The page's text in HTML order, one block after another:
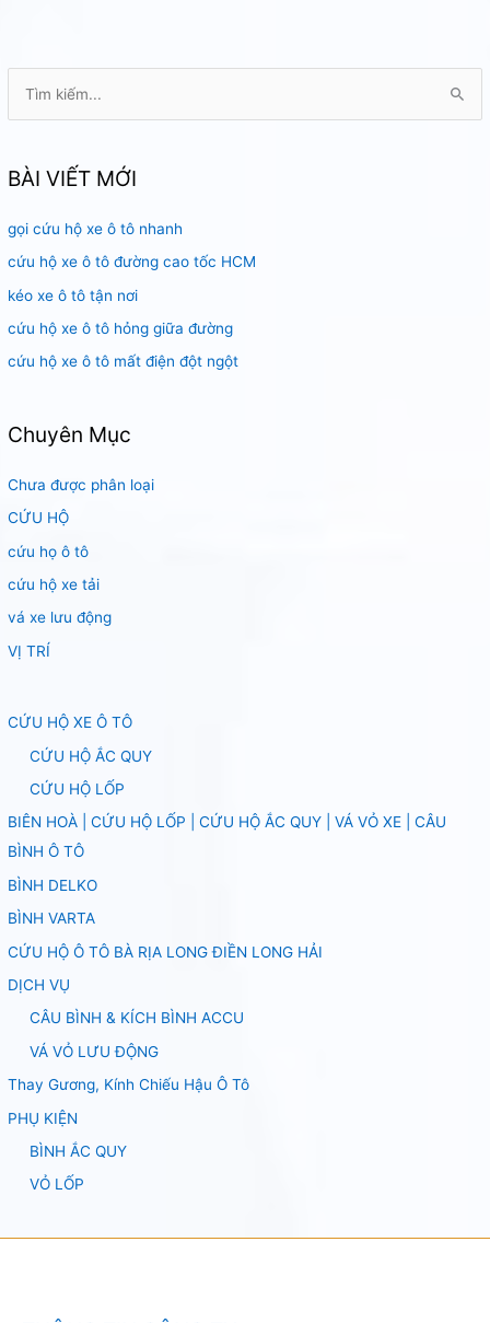
k
ế
m
:
BÀI VIẾT MỚI
gọi cứu hộ xe ô tô nhanh
cứu hộ xe ô tô đường cao tốc HCM
kéo xe ô tô tận nơi
cứu hộ xe ô tô hỏng giữa đường
cứu hộ xe ô tô mất điện đột ngột
Chuyên Mục
Chưa được phân loại
CỨU HỘ
cứu họ ô tô
cứu hộ xe tải
vá xe lưu động
VỊ TRÍ
CỨU HỘ XE Ô TÔ
CỨU HỘ ẮC QUY
CỨU HỘ LỐP
BIÊN HOÀ | CỨU HỘ LỐP | CỨU HỘ ẮC QUY | VÁ VỎ XE | CÂU
BÌNH Ô TÔ
BÌNH DELKO
BÌNH VARTA
CỨU HỘ Ô TÔ BÀ RỊA LONG ĐIỀN LONG HẢI
DỊCH VỤ
CÂU BÌNH & KÍCH BÌNH ACCU
VÁ VỎ LƯU ĐỘNG
Thay Gương, Kính Chiếu Hậu Ô Tô
PHỤ KIỆN
BÌNH ẮC QUY
VỎ LỐP